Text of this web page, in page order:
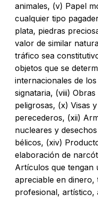
animales, (v) Papel
cualquier tipo
plata, piedras
valor de similar
tráfico sea
objetos que se
internacionales de
signataria, (viii)
peligrosas, (x) Visas
perecederos, (xii)
nucleares y
bélicos, (xiv)
elaboración de
Artículos que tengan
apreciable en
profesional,